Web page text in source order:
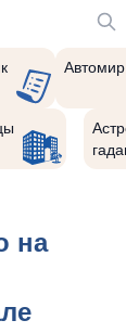
Автомир
на